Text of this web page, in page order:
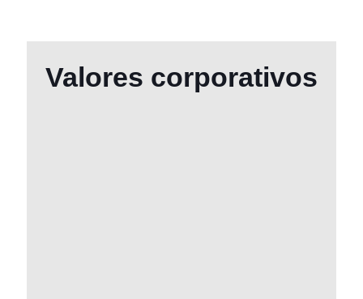
Valores corporativos